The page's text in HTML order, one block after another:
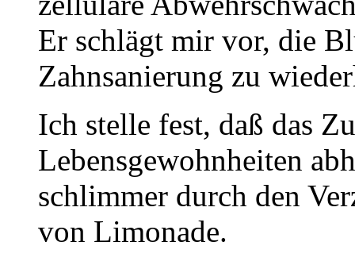
Er schlägt mir vor, die
Zahnsanierung zu
Ich stelle fest, daß das
Lebensgewohnheiten
schlimmer durch den
von Limonade.